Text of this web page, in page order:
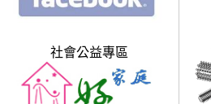
社會公益專區